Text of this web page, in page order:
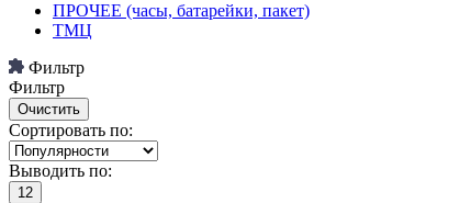
ПРОЧЕЕ (часы, батарейки, пакет)
ТМЦ
Фильтр
Фильтр
Сортировать по:
Выводить по:
12